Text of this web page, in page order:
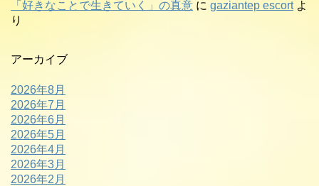
「好きなことで生きていく」の真意 に gaziantep escortよ
り
アーカイブ
2026年8月
2026年7月
2026年6月
2026年5月
2026年4月
2026年3月
2026年2月